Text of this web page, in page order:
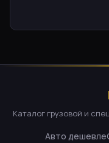
Каталог грузовой и
Авто дешевле